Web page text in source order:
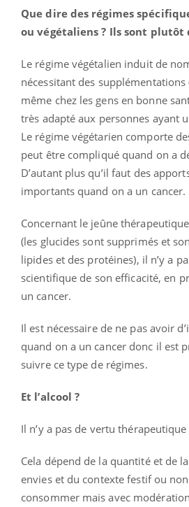
Que dire des régimes
ou végétaliens ? Ils sont plutôt
Le régime végétalien induit de
nécessitant des
même chez les gens en bonne
très adapté aux personnes ayant
Le régime végétarien comporte
peut être compliqué quand on a
D’autant plus qu’il faut des
importants quand on a un cancer.
Concernant le jeûne
(les glucides sont supprimés et
lipides et des protéines), il n’y a
scientifique de son efficacité, en
un cancer.
Il est nécessaire de ne pas avoir
quand on a un cancer donc il est
suivre ce type de régimes.
Et l’alcool ?
Il n’y a pas de vertu
Cela dépend de la quantité et de
envies et du contexte festif ou
consommer mais avec